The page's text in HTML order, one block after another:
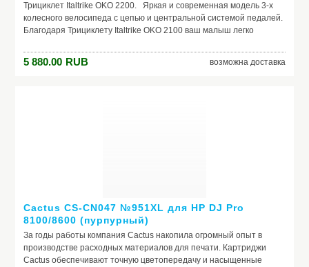
Трициклет Italtrike OKO 2200. Яркая и современная модель 3-х
колесного велосипеда с цепью и центральной системой педалей.
Благодаря Трициклету Italtrike OKO 2100 ваш малыш легко
Благодаря Трициклету Italtrike OKO 2200 вы и ваш ребенок не
останитесь незамеченными. Этот стильный и современный
5 880.00 RUB возможна доставка
Cactus CS-CN047 №951XL для HP DJ Pro
8100/8600 (пурпурный)
За годы работы компания Cactus накопила огромный опыт в
производстве расходных материалов для печати. Картриджи
Cactus обеспечивают точную цветопередачу и насыщенные